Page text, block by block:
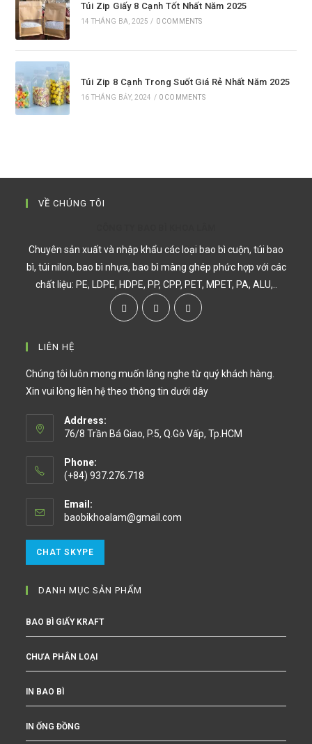
Túi Zip Giấy 8 Cạnh Tốt Nhất Năm 2025
14 THÁNG BA, 2025 / 0 COMMENTS
Túi Zip 8 Cạnh Trong Suốt Giá Rẻ Nhất Năm 2025
16 THÁNG BẢY, 2024 / 0 COMMENTS
VỀ CHÚNG TÔI
Chuyên sản xuất và nhập khẩu các loại bao bì cuộn, túi bao
bì, túi nilon, bao bì nhựa, bao bì màng ghép phức hợp với các
chất liệu: PE, LDPE, HDPE, PP, CPP, PET, MPET, PA, ALU,..
LIÊN HỆ
Chúng tôi luôn mong muốn lắng nghe từ quý khách hàng.
Xin vui lòng liên hệ theo thông tin dưới dây
Address:
76/8 Trần Bá Giao, P.5, Q.Gò Vấp, Tp.HCM
Phone:
(+84) 937.276.718
Email:
baobikhoalam@gmail.com
CHAT SKYPE
DANH MỤC SẢN PHẨM
BAO BÌ GIẤY KRAFT
CHƯA PHÂN LOẠI
IN BAO BÌ
IN ỐNG ĐỒNG